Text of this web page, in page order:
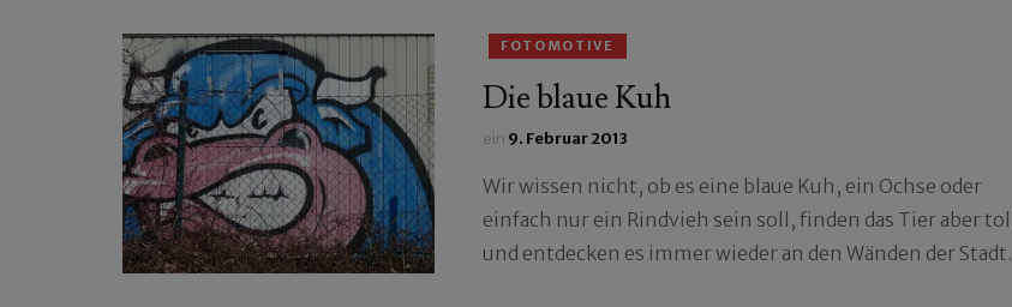
FOTOMOTIVE
Die blaue Kuh
ein 9. Februar 2013
Wir wissen nicht, ob es eine blaue Kuh, ein Ochse oder
einfach nur ein Rindvieh sein soll, finden das Tier aber toll
und entdecken es immer wieder an den Wänden der Stadt.